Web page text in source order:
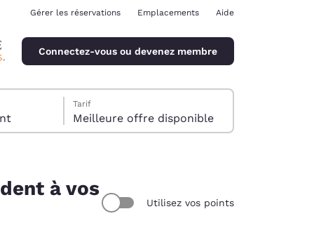
Gérer les réservations Emplacements Aide
Connectez-vous ou devenez membre
Tarif
Meilleure offre disponible
à vos
Utilisez vos points